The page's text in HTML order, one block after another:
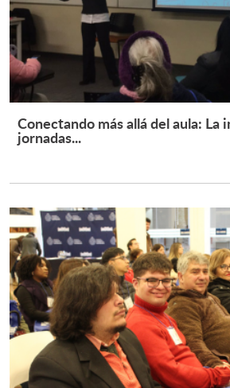
Conectando más allá del aula: La
jornadas...